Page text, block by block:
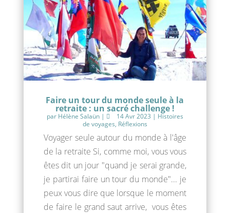
Faire un tour du monde seule à la
retraite : un sacré challenge !
par Hélène Salaün| 14 Avr 2023 | Histoires
de voyages, Réflexions
Voyager seule autour du monde à l'âge
de la retraite Si, comme moi, vous vous
êtes dit un jour "quand je serai grande,
je partirai faire un tour du monde"... je
peux vous dire que lorsque le moment
de faire le grand saut arrive, vous êtes